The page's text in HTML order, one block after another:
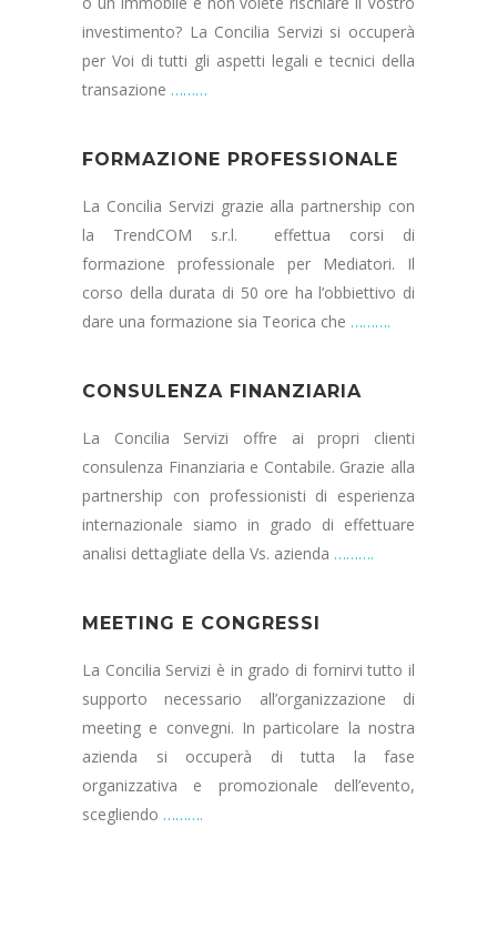
investimento? La Concilia Servizi si occuperà
per Voi di tutti gli aspetti legali e tecnici della
transazione ………
FORMAZIONE PROFESSIONALE
La Concilia Servizi grazie alla partnership con
la TrendCOM s.r.l. effettua corsi di
formazione professionale per Mediatori. Il
corso della durata di 50 ore ha l’obbiettivo di
dare una formazione sia Teorica che ……….
CONSULENZA FINANZIARIA
La Concilia Servizi offre ai propri clienti
consulenza Finanziaria e Contabile. Grazie alla
partnership con professionisti di esperienza
internazionale siamo in grado di effettuare
analisi dettagliate della Vs. azienda ……….
MEETING E CONGRESSI
La Concilia Servizi è in grado di fornirvi tutto il
supporto necessario all’organizzazione di
meeting e convegni. In particolare la nostra
azienda si occuperà di tutta la fase
organizzativa e promozionale dell’evento,
scegliendo ……….